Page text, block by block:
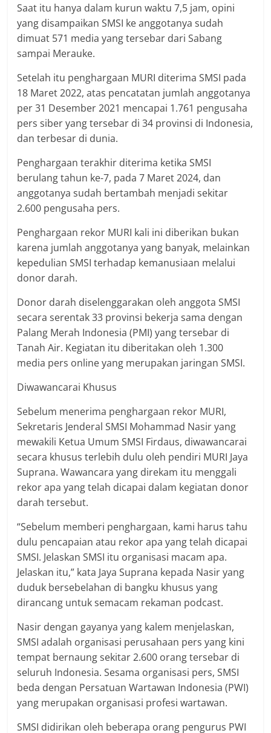
Saat itu hanya dalam kurun waktu 7,5 jam, opini
yang disampaikan SMSI ke anggotanya sudah
dimuat 571 media yang tersebar dari Sabang
sampai Merauke.
Setelah itu penghargaan MURI diterima SMSI pada
18 Maret 2022, atas pencatatan jumlah anggotanya
per 31 Desember 2021 mencapai 1.761 pengusaha
pers siber yang tersebar di 34 provinsi di Indonesia,
dan terbesar di dunia.
Penghargaan terakhir diterima ketika SMSI
berulang tahun ke-7, pada 7 Maret 2024, dan
anggotanya sudah bertambah menjadi sekitar
2.600 pengusaha pers.
Penghargaan rekor MURI kali ini diberikan bukan
karena jumlah anggotanya yang banyak, melainkan
kepedulian SMSI terhadap kemanusiaan melalui
donor darah.
Donor darah diselenggarakan oleh anggota SMSI
secara serentak 33 provinsi bekerja sama dengan
Palang Merah Indonesia (PMI) yang tersebar di
Tanah Air. Kegiatan itu diberitakan oleh 1.300
media pers online yang merupakan jaringan SMSI.
Diwawancarai Khusus
Sebelum menerima penghargaan rekor MURI,
Sekretaris Jenderal SMSI Mohammad Nasir yang
mewakili Ketua Umum SMSI Firdaus, diwawancarai
secara khusus terlebih dulu oleh pendiri MURI Jaya
Suprana. Wawancara yang direkam itu menggali
rekor apa yang telah dicapai dalam kegiatan donor
darah tersebut.
“Sebelum memberi penghargaan, kami harus tahu
dulu pencapaian atau rekor apa yang telah dicapai
SMSI. Jelaskan SMSI itu organisasi macam apa.
Jelaskan itu,” kata Jaya Suprana kepada Nasir yang
duduk bersebelahan di bangku khusus yang
dirancang untuk semacam rekaman podcast.
Nasir dengan gayanya yang kalem menjelaskan,
SMSI adalah organisasi perusahaan pers yang kini
tempat bernaung sekitar 2.600 orang tersebar di
seluruh Indonesia. Sesama organisasi pers, SMSI
beda dengan Persatuan Wartawan Indonesia (PWI)
yang merupakan organisasi profesi wartawan.
SMSI didirikan oleh beberapa orang pengurus PWI